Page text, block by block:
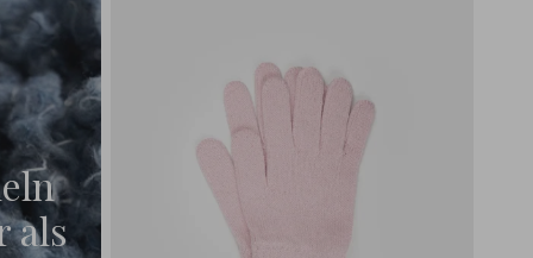
als